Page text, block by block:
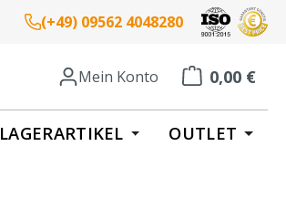
(+49) 09562 4048280
Mein Konto 0,00 €
Warenkorb
LAGERARTIKEL OUTLET